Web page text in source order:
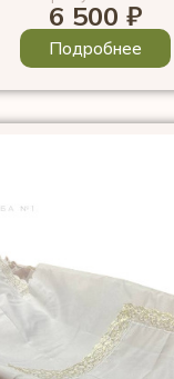
6 500 ₽
Подробнее